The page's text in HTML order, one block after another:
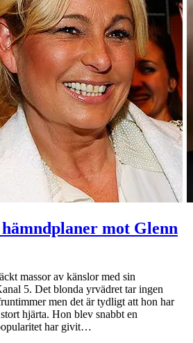
mot Glenn
massor av känslor med sin
5. Det blonda yrvädret tar ingen
men det är tydligt att hon har
hjärta. Hon blev snabbt en
har givit…